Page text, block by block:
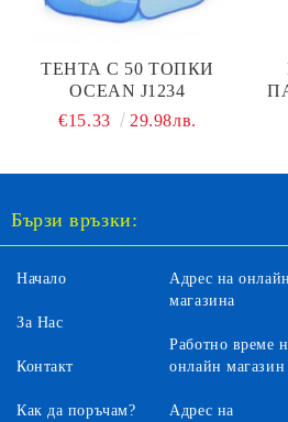
ТЕНТА С 50 ТОПКИ
OCEAN J1234
€15.33
29.98лв.
Бързи връзки:
Начало
За Нас
Контакт
Как да поръчам?
Адрес на онлайн
магазина
Работно време
онлайн магазин
Адрес на